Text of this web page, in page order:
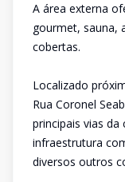
A área externa
gourmet, sauna,
cobertas.
Localizado
Rua Coronel
principais vias
infraestrutura
diversos outros